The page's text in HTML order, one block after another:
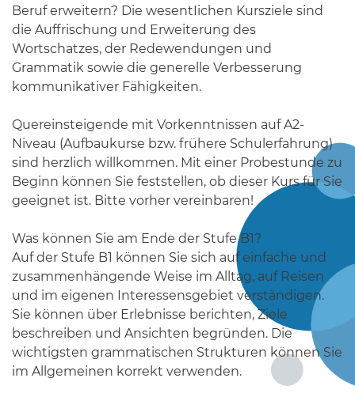
Beruf erweitern? Die wesentIichen Kursziele sind
die Auffrischung und Erweiterung des
Wortschatzes, der Redewendungen und
Grammatik sowie die generelle Verbesserung
kommunikativer Fähigkeiten.
Quereinsteigende mit Vorkenntnissen auf A2-
Niveau (Aufbaukurse bzw. frühere Schulerfahrung)
sind herzlich willkommen. Mit einer Probestunde zu
Beginn können Sie feststellen, ob dieser Kurs für Sie
geeignet ist. Bitte vorher vereinbaren!
Was können Sie am Ende der Stufe B1?
Auf der Stufe B1 können Sie sich auf einfache und
zusammenhängende Weise im Alltag, auf Reisen
und im eigenen Interessensgebiet verständigen.
Sie können über Erlebnisse berichten, Ziele
beschreiben und Ansichten begründen. Die
wichtigsten grammatischen Strukturen können Sie
im Allgemeinen korrekt verwenden.